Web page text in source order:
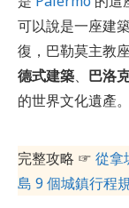
可以說是一座建
復，巴勒莫主教
德式建築、 巴洛
的世界文化遺產。
完整攻略 ☞ 從拿
島 9 個城鎮行程